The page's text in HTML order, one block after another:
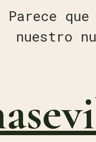
Parece
nuestro